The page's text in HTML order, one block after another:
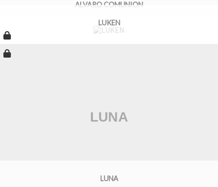
ALVARO COMUNION
LUKEN
LUNA